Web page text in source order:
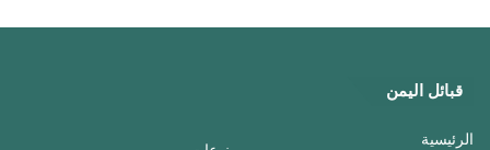
قبائل اليمن
الرئيسية